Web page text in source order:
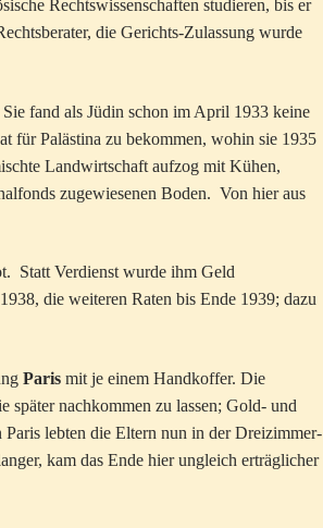
Rechtswissenschaften studieren, bis er
die Gerichts-Zulassung wurde
fand als Jüdin schon im April 1933 keine
für Palästina zu bekommen, wohin sie 1935
Landwirtschaft aufzog mit Kühen,
zugewiesenen Boden. Von hier aus
Statt Verdienst wurde ihm Geld
die weiteren Raten bis Ende 1939; dazu
Paris mit je einem Handkoffer. Die
später nachkommen zu lassen; Gold- und
lebten die Eltern nun in der Dreizimmer-
kam das Ende hier ungleich erträglicher